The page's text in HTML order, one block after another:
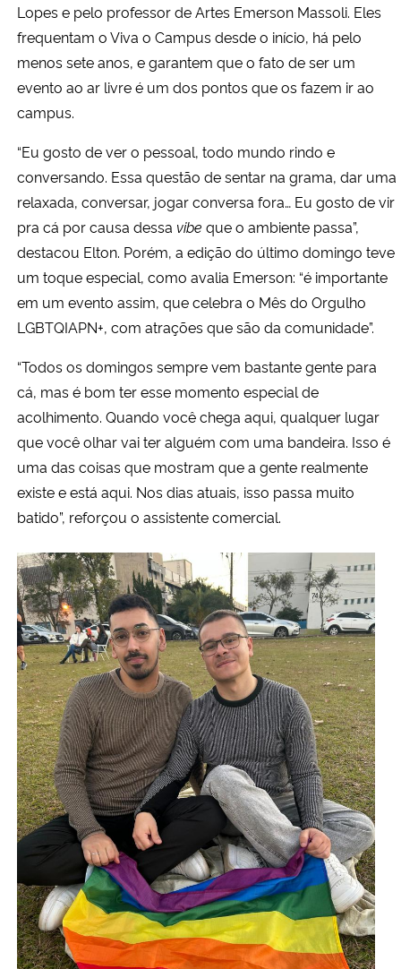
Lopes e pelo professor de Artes Emerson Massoli. Eles
frequentam o Viva o Campus desde o início, há pelo
menos sete anos, e garantem que o fato de ser um
evento ao ar livre é um dos pontos que os fazem ir ao
campus.
“Eu gosto de ver o pessoal, todo mundo rindo e
conversando. Essa questão de sentar na grama, dar uma
relaxada, conversar, jogar conversa fora… Eu gosto de vir
pra cá por causa dessa vibe que o ambiente passa”,
destacou Elton. Porém, a edição do último domingo teve
um toque especial, como avalia Emerson: “é importante
em um evento assim, que celebra o Mês do Orgulho
LGBTQIAPN+, com atrações que são da comunidade”.
“Todos os domingos sempre vem bastante gente para
cá, mas é bom ter esse momento especial de
acolhimento. Quando você chega aqui, qualquer lugar
que você olhar vai ter alguém com uma bandeira. Isso é
uma das coisas que mostram que a gente realmente
existe e está aqui. Nos dias atuais, isso passa muito
batido”, reforçou o assistente comercial.